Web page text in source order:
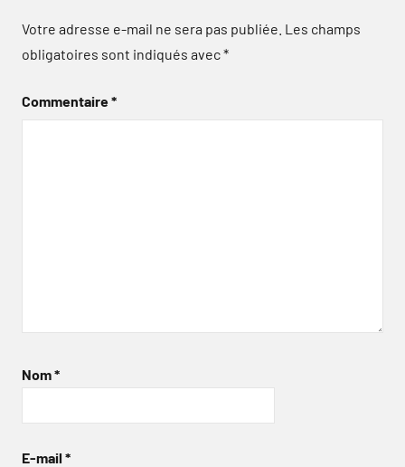
Votre adresse e-mail ne sera pas publiée. Les champs
obligatoires sont indiqués avec*
Commentaire*
Nom*
E-mail *